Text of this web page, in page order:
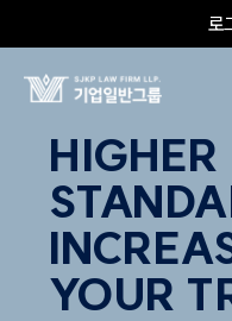
로
HIGHER
YOUR